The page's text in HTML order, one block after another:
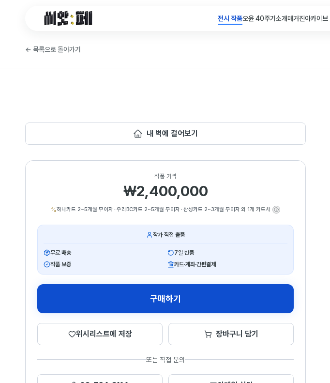
씨앗페 온라인 홈
전시 작품오윤 40주기 소개매거진아카이브
← 목록으로 돌아가기
내 벽에 걸어보기
작품 가격
₩2,400,000
하나카드 2~5개월 무이자· 우리BC카드 2~5개월 무이자· 삼성카드 2~3개월 무이자외 1개 카드사
작가 직접 출품
무료 배송
7일 반품
작품 보증
카드·계좌·간편결제
구매하기
위시리스트에 저장 장바구니 담기
또는 직접 문의